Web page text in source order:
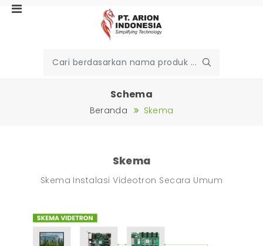
Schema
Beranda Skema
Skema
Skema Instalasi Videotron Secara Umum